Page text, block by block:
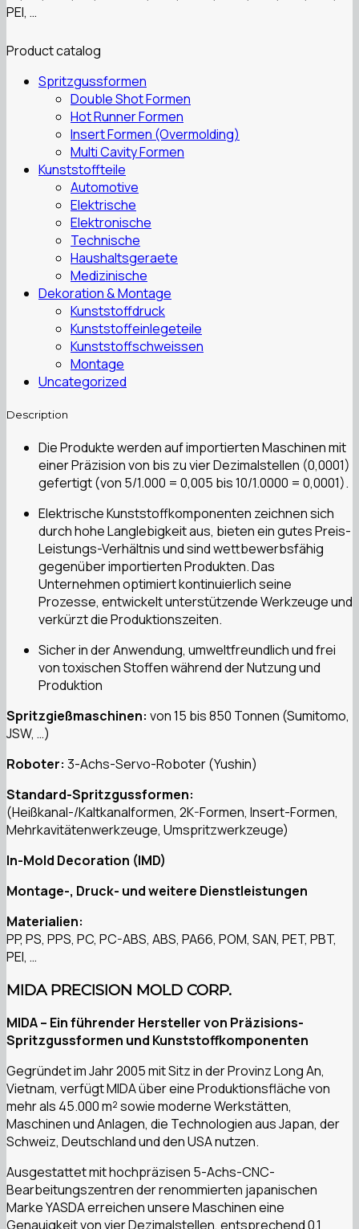
PEI, …
Product catalog
Spritzgussformen
Double Shot Formen
Hot Runner Formen
Insert Formen (Overmolding)
Multi Cavity Formen
Kunststoffteile
Automotive
Elektrische
Elektronische
Technische
Haushaltsgeraete
Medizinische
Dekoration & Montage
Kunststoffdruck
Kunststoffeinlegeteile
Kunststoffschweissen
Montage
Uncategorized
Description
Die Produkte werden auf importierten Maschinen mit
einer Präzision von bis zu vier Dezimalstellen (0,0001)
gefertigt (von 5/1.000 = 0,005 bis 10/1.0000 = 0,0001).
Elektrische Kunststoffkomponenten zeichnen sich
durch hohe Langlebigkeit aus, bieten ein gutes Preis-
Leistungs-Verhältnis und sind wettbewerbsfähig
gegenüber importierten Produkten. Das
Unternehmen optimiert kontinuierlich seine
Prozesse, entwickelt unterstützende Werkzeuge und
verkürzt die Produktionszeiten.
Sicher in der Anwendung, umweltfreundlich und frei
von toxischen Stoffen während der Nutzung und
Produktion
Spritzgießmaschinen: von 15 bis 850 Tonnen (Sumitomo,
JSW, …)
Roboter: 3-Achs-Servo-Roboter (Yushin)
Standard-Spritzgussformen:
(Heißkanal-/Kaltkanalformen, 2K-Formen, Insert-Formen,
Mehrkavitätenwerkzeuge, Umspritzwerkzeuge)
In-Mold Decoration (IMD)
Montage-, Druck- und weitere Dienstleistungen
Materialien:
PP, PS, PPS, PC, PC-ABS, ABS, PA66, POM, SAN, PET, PBT,
PEI, …
MIDA PRECISION MOLD CORP.
MIDA – Ein führender Hersteller von Präzisions-
Spritzgussformen und Kunststoffkomponenten
Gegründet im Jahr 2005 mit Sitz in der Provinz Long An,
Vietnam, verfügt MIDA über eine Produktionsfläche von
mehr als 45.000 m² sowie moderne Werkstätten,
Maschinen und Anlagen, die Technologien aus Japan, der
Schweiz, Deutschland und den USA nutzen.
Ausgestattet mit hochpräzisen 5-Achs-CNC-
Bearbeitungszentren der renommierten japanischen
Marke YASDA erreichen unsere Maschinen eine
Genauigkeit von vier Dezimalstellen, entsprechend 0,1